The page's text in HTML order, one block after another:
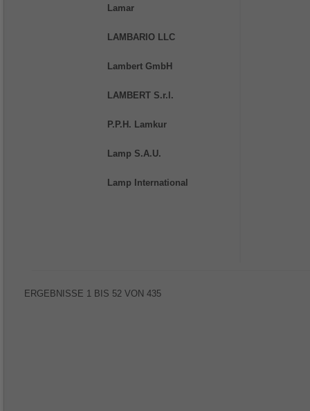
Lamar
LAMBARIO LLC
Lambert GmbH
LAMBERT S.r.l.
P.P.H. Lamkur
Lamp S.A.U.
Lamp International
ERGEBNISSE 1 BIS 52 VON 435